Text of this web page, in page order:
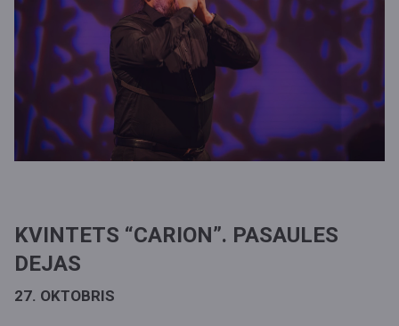
KVINTETS “CARION”. PASAULES
DEJAS
27. OKTOBRIS